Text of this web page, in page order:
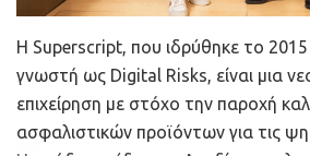
Η Superscript, που ιδρύθηκε το
γνωστή ως Digital Risks, είναι μια
επιχείρηση με στόχο την παροχή
ασφαλιστικών προϊόντων για τις